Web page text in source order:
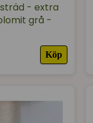
- extra
grå -
Köp